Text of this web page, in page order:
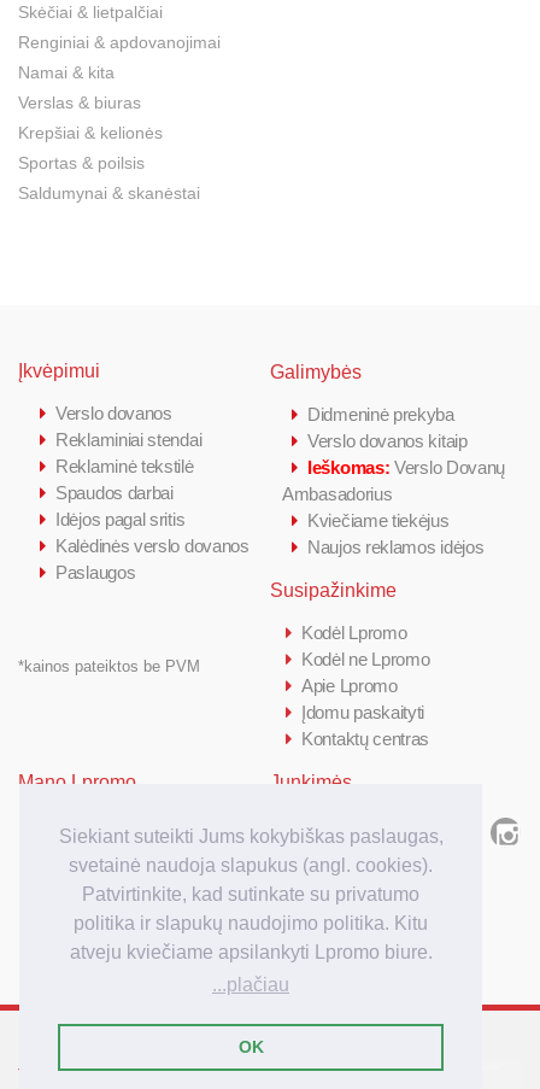
Siekiant suteikti Jums kokybiškas paslaugas,
svetainė naudoja slapukus (angl. cookies).
Patvirtinkite, kad sutinkate su privatumo
politika ir slapukų naudojimo politika. Kitu
atveju kviečiame apsilankyti Lpromo biure.
...plačiau
OK
Skėčiai & lietpalčiai
Renginiai & apdovanojimai
Namai & kita
Verslas & biuras
Krepšiai & kelionės
Sportas & poilsis
Saldumynai & skanėstai
Įkvėpimui
Verslo dovanos
Reklaminiai stendai
Reklaminė tekstilė
Spaudos darbai
Idėjos pagal sritis
Kalėdinės verslo dovanos
Paslaugos
*kainos pateiktos be PVM
Galimybės
Didmeninė prekyba
Verslo dovanos kitaip
Ieškomas: Verslo Dovanų
Ambasadorius
Kviečiame tiekėjus
Naujos reklamos idėjos
Susipažinkime
Kodėl Lpromo
Kodėl ne Lpromo
Apie Lpromo
Įdomu paskaityti
Kontaktų centras
Mano Lpromo
Prisijungti/ Registruotis
Kaip užsakyti
Užsakymo apmokėjimas
Užsakymo pristatymas
Junkimės
Tarptautinis reklamos